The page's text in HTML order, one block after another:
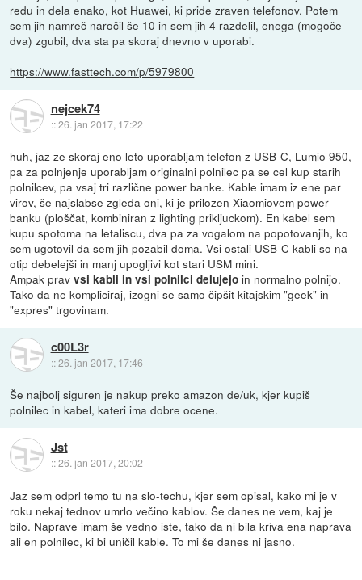
redu in dela enako, kot Huawei, ki pride zraven telefonov. Potem
sem jih namreč naročil še 10 in sem jih 4 razdelil, enega (mogoče
dva) zgubil, dva sta pa skoraj dnevno v uporabi.
https://www.fasttech.com/p/5979800
nejcek74
::26. jan 2017, 17:22
huh, jaz ze skoraj eno leto uporabljam telefon z USB-C, Lumio 950,
pa za polnjenje uporabljam originalni polnilec pa se cel kup starih
polnilcev, pa vsaj tri različne power banke. Kable imam iz ene par
virov, še najslabse zgleda oni, ki je prilozen Xiaomiovem power
banku (ploščat, kombiniran z lighting prikljuckom). En kabel sem
kupu spotoma na letaliscu, dva pa za vogalom na popotovanjih, ko
sem ugotovil da sem jih pozabil doma. Vsi ostali USB-C kabli so na
otip debelejši in manj upogljivi kot stari USM mini.
Ampak pravvsi kabli in vsi polnilci delujejo in normalno polnijo.
Tako da ne kompliciraj, izogni se samo čipšit kitajskim "geek" in
"expres" trgovinam.
c00L3r
::26. jan 2017, 17:46
Še najbolj siguren je nakup preko amazon de/uk, kjer kupiš
polnilec in kabel, kateri ima dobre ocene.
Jst
::26. jan 2017, 20:02
Jaz sem odprl temo tu na slo-techu, kjer sem opisal, kako mi je v
roku nekaj tednov umrlo večino kablov. Še danes ne vem, kaj je
bilo. Naprave imam še vedno iste, tako da ni bila kriva ena naprava
ali en polnilec, ki bi uničil kable. To mi še danes ni jasno.